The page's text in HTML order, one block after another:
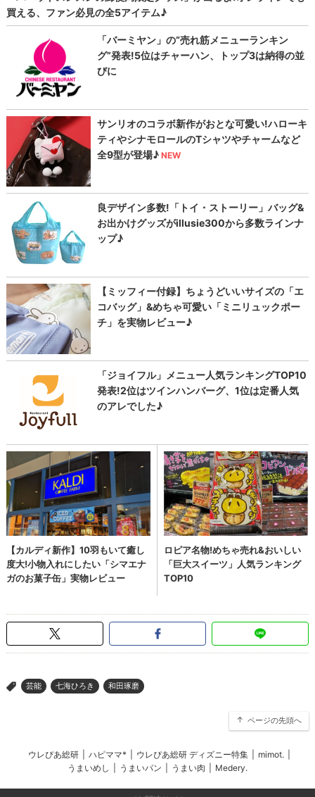
> 芸能 七海ひろき 和田琢磨
ページの先頭へ
ウレぴあ総研 ハピママ* ウレぴあ総研 ディズニー特集 mimot.
うまいめし
うまいパン うまい肉 Medery.